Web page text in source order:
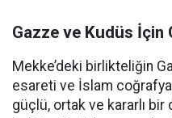
Gazze ve Kudüs
Mekke’deki birlikteliğin
esareti ve İslam
güçlü, ortak ve kararlı